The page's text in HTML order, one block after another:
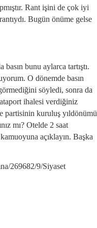
Rant işini de çok iyi
Bugün önüme gelse
bunu aylarca tartıştı.
O dönemde basın
söyledi, sonra da
ihalesi verdiğiniz
partisinin kuruluş yıldönümü
mı? Otelde 2 saat
açıklayın. Başka
269682/9/Siyaset